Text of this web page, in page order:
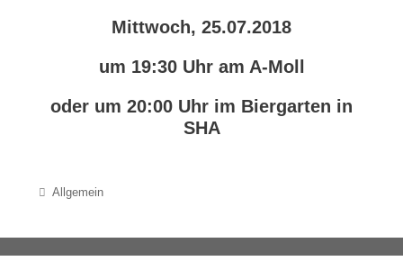
Mittwoch, 25.07.2018
um 19:30 Uhr am A-Moll
oder um 20:00 Uhr im Biergarten in
SHA
Categories
Allgemein